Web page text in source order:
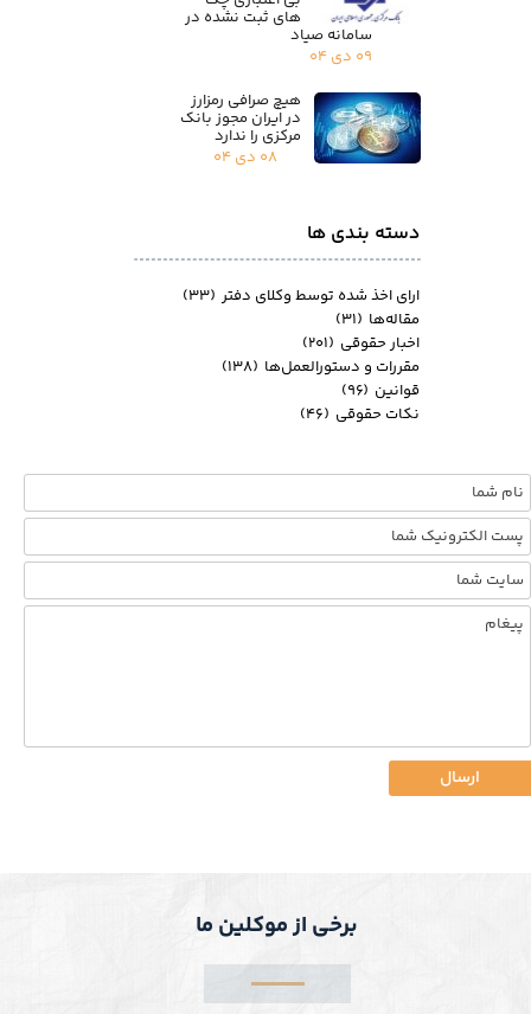
ارسال
دسته بندی ها
های ثبت نشده در
سامانه صیاد
۰۹ دی ۰۴
هیچ صرافی رمزارز
در ایران مجوز بانک
مرکزی را ندارد
۰۸ دی ۰۴
ارای اخذ شده توسط وکلای دفتر (۳۳)
مقاله‌ها (۳۱)
اخبار حقوقی (۲۰۱)
مقررات و دستورالعمل‌ها (۱۳۸)
قوانین (۹۶)
نکات حقوقی (۴۶)
برخی از موکلین ما